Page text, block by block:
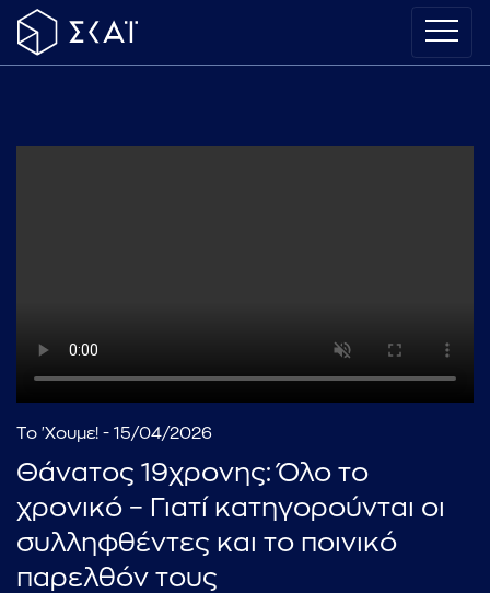
Το 'Χουμε! - 15/04/2026
Θάνατος 19χρονης: Όλο το
χρονικό – Γιατί κατηγορούνται οι
συλληφθέντες και το ποινικό
παρελθόν τους